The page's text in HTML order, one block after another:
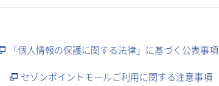
「個人情報の保護に関する法律」に基づく公表事項
セゾンポイントモールご利用に関する注意事項